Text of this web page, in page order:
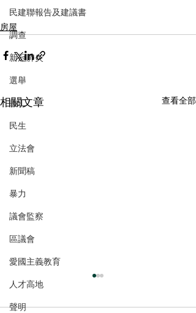
民建聯報告及建議書
調查
新冠肺炎
選舉
義工
民生
立法會
新聞稿
暴力
議會監察
區議會
愛國主義教育
人才高地
聲明
房屋
相關文章 查看全部